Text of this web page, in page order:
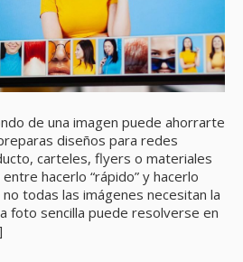
de una imagen puede ahorrarte
diseños para redes
carteles, flyers o materiales
hacerlo “rápido” y hacerlo
todas las imágenes necesitan la
foto sencilla puede resolverse en